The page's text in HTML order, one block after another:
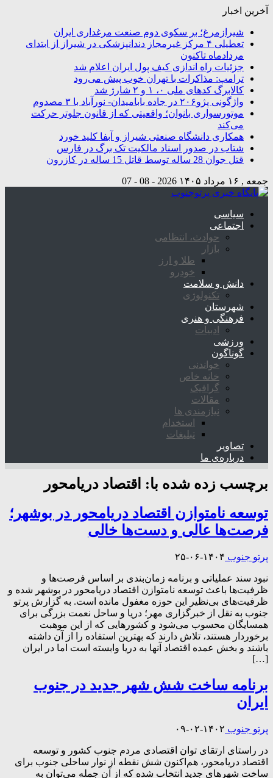
آخرین اخبار
شیرازمرغ؛ بر سکوی دوم صنعت مرغداری ایران
تعطیلی ۴ مرکز غیرمجاز دندانپزشکی در شیراز از ابتدای
مردادماه تاکنون
جزئیات راه اندازی کیف پول ایران اعلام شد
ترامپ: مذاکرات با تهران خوب پیش می‌رود
کالابرگ کدهای ملی ۰، ۱ و ۲ شارژ شد
واژگونی پژو۲۰۶ در جاده بابامیدان- نورآباد با ۳ مصدوم
موتورسواری بانوان؛ واقعیتی که از قانون جلوتر حرکت
می‌کند
همکاری دانشگاه صنعتی شیراز و آبفا کلید خورد
شتاب در صدور اسناد مالکیت تک برگ در فارس
قتل جوان 28 ساله توسط قاتل 15 ساله در کازرون
جمعه , ۱۶ مرداد ۱۴۰۵ 2026 - 08 - 07
سیاسی
اجتماعی
حوادث، انتظامی
بازار
طلا و ارز
خودرو
دانش و سلامت
تکنولوژی
شهرستان
فرهنگی و هنری
ادبیات
ورزشی
گوناگون
خواندنی
خانه خاص
گرافیک
مقالات
نیازمندی ها
استخدام
تبلیغات
تصاویر
درباره‌ی ما
برچسب زده شده با: اقتصاد دریامحور
توسعه نامتوازن اقتصاد دریامحور در بوشهر؛
فرصت‌ها عالی و دست‌ها خالی
پرتو جنوب ۱۴۰۴-۰۶-۲۵
نبود سند عملیاتی و برنامه زمان‌بندی بر اساس فرصت‌ها و
ظرفیت‌ها باعث توسعه نامتوازن اقتصاد دریامحور در بوشهر شده و
ظرفیت‌های بی‌نظیر این حوزه مغفول مانده است. به گزارش پرتو
جنوب به نقل از خبرگزاری مهر؛ دریا و ساحل نعمت بزرگی برای
همسایگان محسوب می‌شود و کشورهایی که از این موهبت
برخوردار هستند، تلاش دارند که بهترین استفاده را از آن داشته
باشند و بخش عمده اقتصاد آنها به دریا وابسته است اما در ایران
[…]
برنامه ساخت شش شهر جدید در جنوب
ایران
پرتو جنوب ۱۴۰۲-۰۲-۰۹
در راستای ارتقای توان اقتصادی مردم جنوب کشور و توسعه
اقتصاد دریامحور، هم‌اکنون شش نقطه از نوار ساحلی جنوب برای
ساخت شهرهای جدید انتخاب شده که از آن جمله می‌توان به